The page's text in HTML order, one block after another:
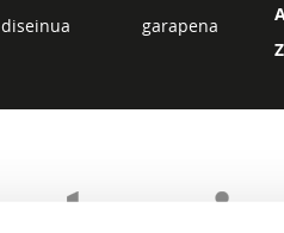
diseinua garapena